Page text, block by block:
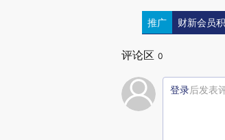
推广 财新会员
评论区 0
登录后发表